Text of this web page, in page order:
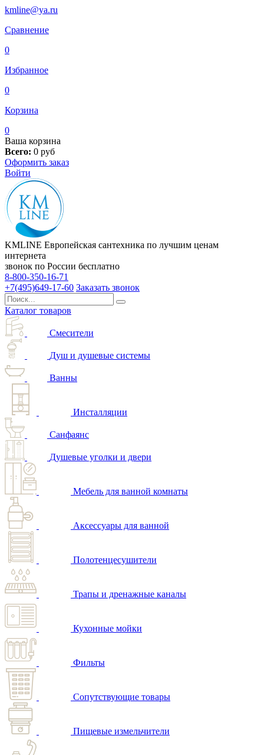
kmline@ya.ru
Сравнение
0
Избранное
0
Корзина
0
Ваша корзина
Всего: 0 руб
Оформить заказ
Войти
KMLINE Европейская сантехника по лучшим ценам
интернета
звонок по России бесплатно
8-800-350-16-71
+7(495)649-17-60 Заказать звонок
Каталог товаров
Смесители
Душ и душевые системы
Ванны
Инсталляции
Санфаянс
Душевые уголки и двери
Мебель для ванной комнаты
Аксессуары для ванной
Полотенцесушители
Трапы и дренажные каналы
Кухонные мойки
Фильты
Сопутствующие товары
Пищевые измельчители